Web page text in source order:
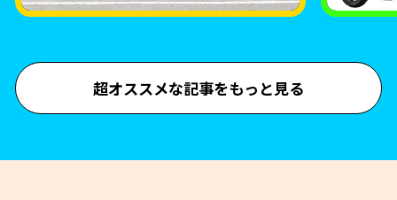
超オススメな記事をもっと見る